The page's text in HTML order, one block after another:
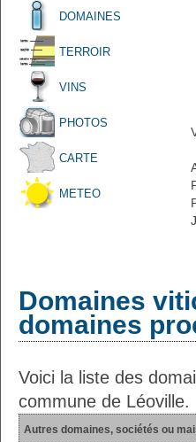
DOMAINES
TERROIR
VINS
PHOTOS
CARTE
METEO
Domaines
domaines
Voici la liste des
commune de Léoville.
Autres domaines, sociétés ou